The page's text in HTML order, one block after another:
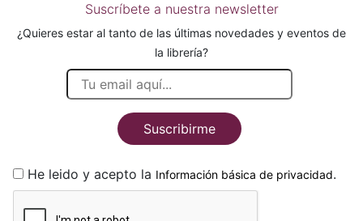
Suscríbete a nuestra newsletter
¿Quieres estar al tanto de las últimas novedades y eventos de
la librería?
Suscribirme
He leido y acepto la Información básica de privacidad.